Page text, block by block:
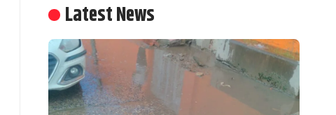
Latest News